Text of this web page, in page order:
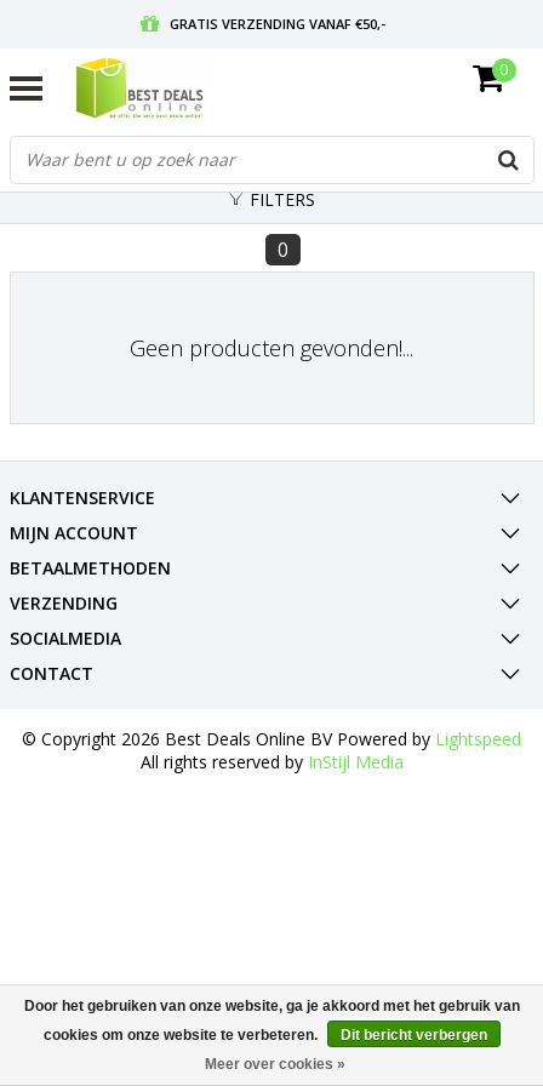
GRATIS VERZENDING VANAF €50,-
GRATIS RETOURNEREN EN 30 DAGEN BEDENKTIJD
0
FILTERS
0
Geen producten gevonden!...
KLANTENSERVICE
MIJN ACCOUNT
BETAALMETHODEN
VERZENDING
SOCIALMEDIA
CONTACT
© Copyright 2026 Best Deals Online BV Powered by Lightspeed
All rights reserved by InStijl Media
Door het gebruiken van onze website, ga je akkoord met het gebruik van
cookies om onze website te verbeteren.
Dit bericht verbergen
Meer over cookies »